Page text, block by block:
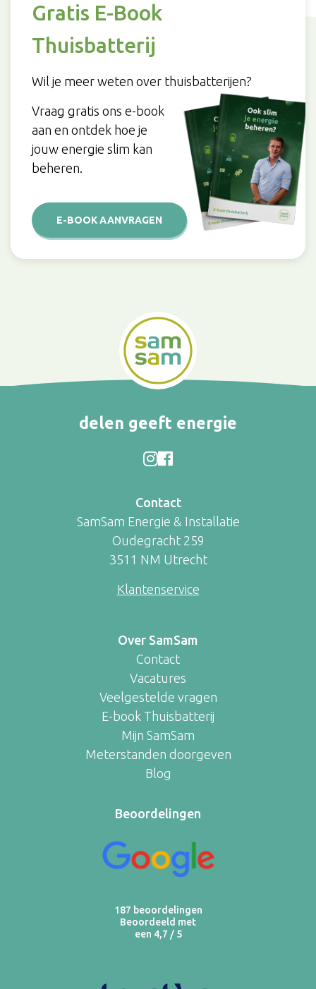
Gratis E-Book
Thuisbatterij
Wil je meer weten over thuisbatterijen?
Vraag gratis ons e-book
aan en ontdek hoe je
jouw energie slim kan
beheren.
E-BOOK AANVRAGEN
delen geeft energie
Contact
SamSam Energie & Installatie
Oudegracht 259
3511 NM Utrecht
Klantenservice
Over SamSam
Contact
Vacatures
Veelgestelde vragen
E-book Thuisbatterij
Mijn SamSam
Meterstanden doorgeven
Blog
Beoordelingen
187 beoordelingen
Beoordeeld met
een 4,7 / 5